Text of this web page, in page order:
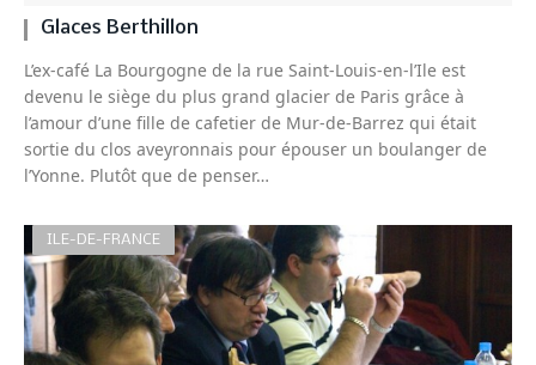
Glaces Berthillon
L’ex-café La Bourgogne de la rue Saint-Louis-en-l’Ile est
devenu le siège du plus grand glacier de Paris grâce à
l’amour d’une fille de cafetier de Mur-de-Barrez qui était
sortie du clos aveyronnais pour épouser un boulanger de
l’Yonne. Plutôt que de penser…
ILE-DE-FRANCE